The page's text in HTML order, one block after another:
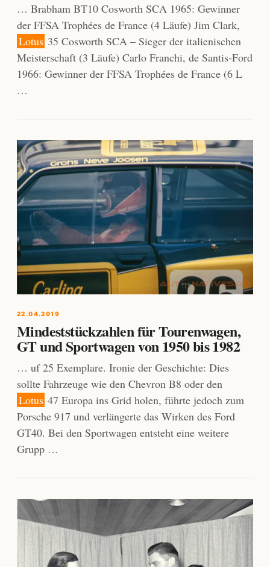
… Brabham BT10 Cosworth SCA 1965: Gewinner
der FFSA Trophées de France (4 Läufe) Jim Clark,
Lotus 35 Cosworth SCA – Sieger der italienischen
Meisterschaft (3 Läufe) Carlo Franchi, de Santis-Ford
1966: Gewinner der FFSA Trophées de France (6 L
…
22.04.2019
Mindeststückzahlen für Tourenwagen,
GT und Sportwagen von 1950 bis 1982
… uf 25 Exemplare. Ironie der Geschichte: Dies
sollte Fahrzeuge wie den Chevron B8 oder den
Lotus 47 Europa ins Grid holen, führte jedoch zum
Porsche 917 und verlängerte das Wirken des Ford
GT40. Bei den Sportwagen entsteht eine weitere
Grupp …